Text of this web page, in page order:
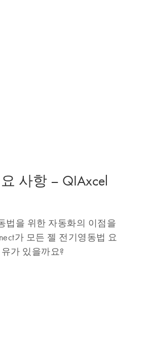
사항 – QIAxcel
법을 위한 자동화의 이점을
가 모든 젤 전기영동법 요
가 있을까요?